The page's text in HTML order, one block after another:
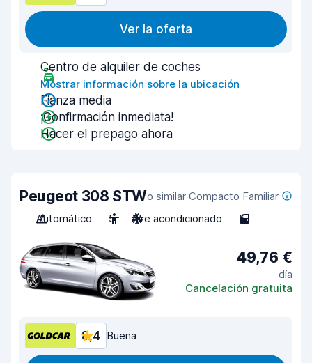
Ver la oferta
Centro de alquiler de coches
Mostrar información sobre la ubicación
Fianza media
¡Confirmación inmediata!
Hacer el prepago ahora
Peugeot 308 STWo similar Compacto Familiar
Automático
5 Aire acondicionado 5
49,76 €
día
Cancelación gratuita
8,4 Buena